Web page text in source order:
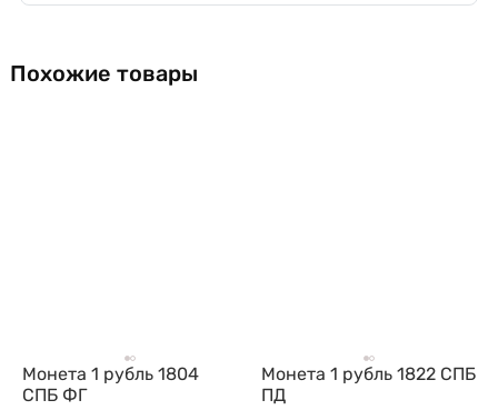
Похожие товары
Монета 1 рубль 1804
СПБ ФГ
Монета 1 рубль 1822 СПБ
ПД